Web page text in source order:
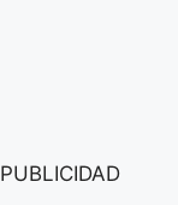
PUBLICIDAD